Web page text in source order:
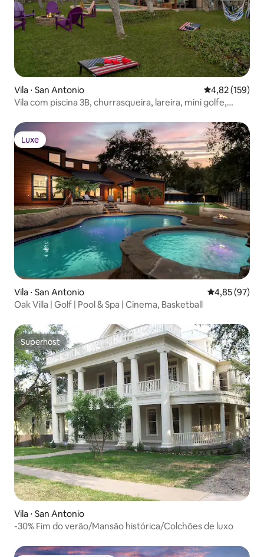
Vila ⋅ San Antonio 4,82 de uma
4,82 (159)
Vila com piscina 3B, churrasqueira, lareira, mini golfe,
Luxe
Luxe
Vila ⋅ San Antonio 4,85 de uma
4,85 (97)
Oak Villa | Golf | Pool & Spa | Cinema, Basketball
Superhost
Superhost
Vila ⋅ San Antonio
-30% Fim do verão/Mansão histórica/Colchões de luxo